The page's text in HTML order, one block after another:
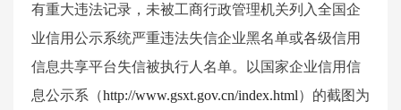
有重大违法记录，未被工商行政管理机关列入全国企
业信用公示系统严重违法失信企业黑名单或各级信用
信息共享平台失信被执行人名单。以国家企业信用信
息公示系（http://www.gsxt.gov.cn/index.html）的截图为